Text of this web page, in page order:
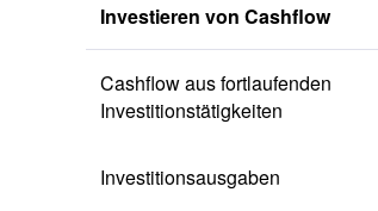
Investieren von Cashflow
Cashflow aus fortlaufenden
Investitionstätigkeiten
Investitionsausgaben